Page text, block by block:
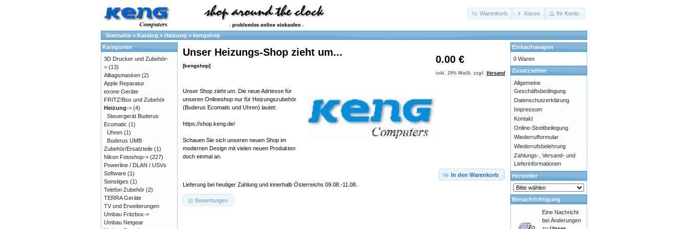
Warenkorb Kasse Ihr Konto
Startseite » Katalog » Heizung » kengshop
0.00 €
inkl. 19% MwSt. zzgl. Versand
Unser Heizungs-Shop zieht um...
[kengshop]
Unser Shop zieht um. Die neue Adrtesse für
unseren Onlineshop nur für Heizungszubehör
(Buderus Ecomatic und Uhren) lautet:
https://shop.keng.de/
Schauen Sie sich unseren neuen Shop im
modernen Design mit vielen neuen Produkten
doch einmal an.
In den Warenkorb
Lieferung bei heutiger Zahlung und innerhalb Österreichs 09.08.-11.08.
Bewertungen
Kategorien
3D Drucker und Zubehör-
> (13)
Alltagsmasken (2)
Apple Reparatur
exone Geräte
FRITZ!Box und Zubehör
Heizung-> (4)
Steuergerät Buderus
Ecomatic (1)
Uhren (1)
Buderus UMB
Zubehör/Ersatzteile (1)
Nikon Fotoshop-> (227)
Powerline / DLAN / USVs
Software (1)
Sonstiges (1)
Telefon Zubehör (2)
TERRA Geräte
TV und Erweiterungen
Umbau Fritzbox->
Umbau Netgear
Einkaufswagen
0 Waren
Zusatzseiten
Allgemeine
Geschäftsbedingung
Datenschutzerklärung
Impressum
Kontakt
Online-Streitbeilegung
Wiederrufformular
Wiederrufsbelehrung
Zahlungs-, Versand- und
Lieferinformationen
Hersteller
Benachrichtigung
Eine Nachricht
bei Änderungen